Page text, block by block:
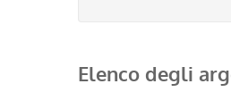
Elenco degli